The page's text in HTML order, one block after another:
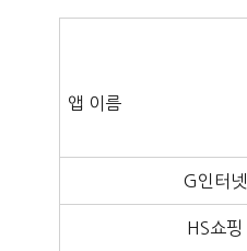
앱 이름
G인터넷
HS쇼핑